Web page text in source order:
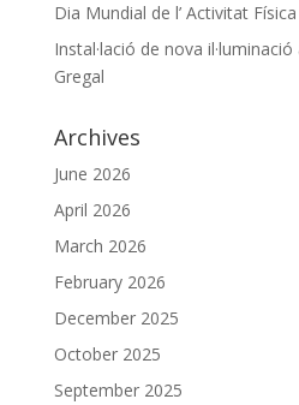
Dia Mundial de l’ Activitat
Instal·lació de nova
Gregal
Archives
June 2026
April 2026
March 2026
February 2026
December 2025
October 2025
September 2025